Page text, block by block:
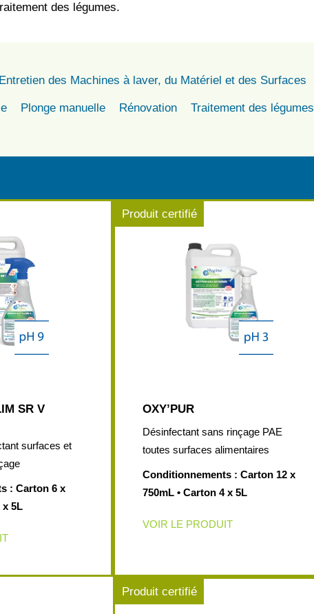
des légumes.
Entretien des Machines à laver, du Matériel et des Surfaces
Plonge manuelle Rénovation Traitement des légumes
SR V
surfaces et
: Carton 6 x
x 5L
Produit certifié
OXY’PUR
Désinfectant sans rinçage PAE
toutes surfaces alimentaires
Conditionnements : Carton 12 x
750mL • Carton 4 x 5L
VOIR LE PRODUIT
Produit certifié